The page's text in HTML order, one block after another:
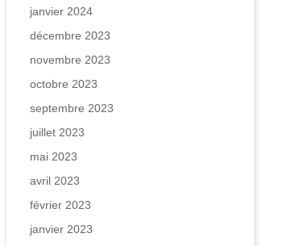
janvier 2024
décembre 2023
novembre 2023
octobre 2023
septembre 2023
juillet 2023
mai 2023
avril 2023
février 2023
janvier 2023